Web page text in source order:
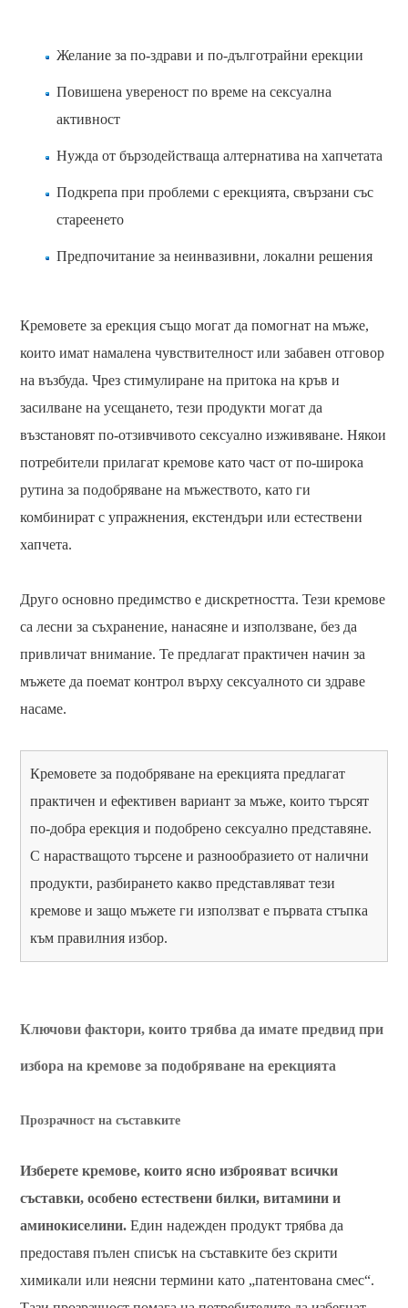
Желание за по-здрави и по-дълготрайни ерекции
Повишена увереност по време на сексуална
активност
Нужда от бързодействаща алтернатива на хапчетата
Подкрепа при проблеми с ерекцията, свързани със
стареенето
Предпочитание за неинвазивни, локални решения
Кремовете за ерекция също могат да помогнат на мъже,
които имат намалена чувствителност или забавен отговор
на възбуда. Чрез стимулиране на притока на кръв и
засилване на усещането, тези продукти могат да
възстановят по-отзивчивото сексуално изживяване. Някои
потребители прилагат кремове като част от по-широка
рутина за подобряване на мъжеството, като ги
комбинират с упражнения, екстендъри или естествени
хапчета.
Друго основно предимство е дискретността. Тези кремове
са лесни за съхранение, нанасяне и използване, без да
привличат внимание. Те предлагат практичен начин за
мъжете да поемат контрол върху сексуалното си здраве
насаме.
Кремовете за подобряване на ерекцията предлагат
практичен и ефективен вариант за мъже, които търсят
по-добра ерекция и подобрено сексуално представяне.
С нарастващото търсене и разнообразието от налични
продукти, разбирането какво представляват тези
кремове и защо мъжете ги използват е първата стъпка
към правилния избор.
Ключови фактори, които трябва да имате предвид при
избора на кремове за подобряване на ерекцията
Прозрачност на съставките
Изберете кремове, които ясно изброяват всички
съставки, особено естествени билки, витамини и
аминокиселини. Един надежден продукт трябва да
предоставя пълен списък на съставките без скрити
химикали или неясни термини като „патентована смес“.